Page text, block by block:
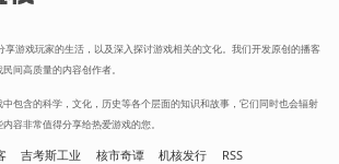
享游戏玩家的生活，以及深入探讨游戏相关的文化。我们开发原创的播客
间高质量的内容创作者。
包含的科学，文化，历史等各个层面的知识和故事，它们同时也会辐射
容非常值得分享给热爱游戏的您。
吉考斯工业 核市奇谭 机核发行 RSS